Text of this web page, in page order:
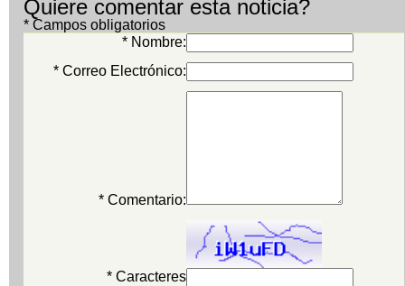
Quiere comentar esta noticia?
* Campos obligatorios
* Nombre:
* Correo Electrónico:
* Comentario:
* Caracteres